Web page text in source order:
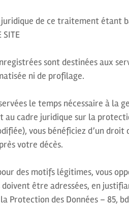
de ce traitement étant
SITE
sont destinées aux
ni de profilage.
le temps nécessaire à la
au cadre juridique sur la
vous bénéficiez d’un
votre décès.
des motifs légitimes, vous
doivent être adressées, en
Protection des Données – 85,